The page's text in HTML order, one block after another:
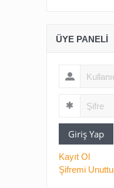
ÜYE PANELI
Giriş Yap
Kayıt Ol
Şifremi